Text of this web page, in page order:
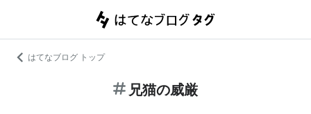
はてなブログ トップ
兄猫の威厳